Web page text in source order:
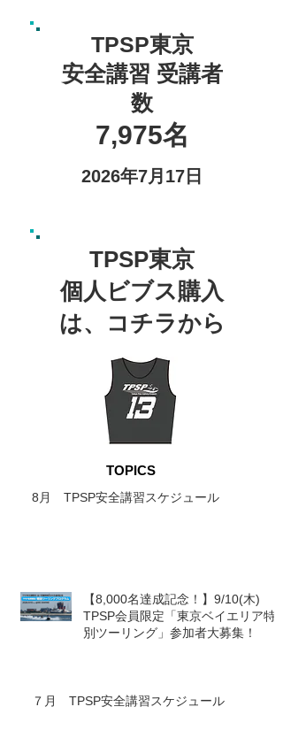
TPSP東京
安全講習 ​受講者
数
7,975名
2026年7月17 日
TPSP東京
個人ビブス購入
は、
コチラから
TOPICS
8月 TPSP安全講習スケジュール
【8,000名達成記念！】9/10(木)
TPSP会員限定「東京ベイエリア特
別ツーリング」参加者大募集！
７月 TPSP安全講習スケジュール